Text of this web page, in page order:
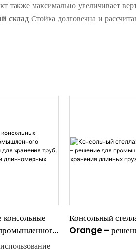
также максимально увеличивает
склад Стойка долговечна и
для
Консольный
Orange –